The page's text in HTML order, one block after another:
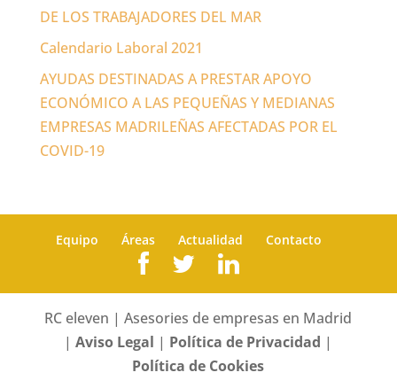
DE LOS TRABAJADORES DEL MAR
Calendario Laboral 2021
AYUDAS DESTINADAS A PRESTAR APOYO
ECONÓMICO A LAS PEQUEÑAS Y MEDIANAS
EMPRESAS MADRILEÑAS AFECTADAS POR EL
COVID-19
Equipo Áreas Actualidad Contacto
RC eleven | Asesories de empresas en Madrid
|Aviso Legal | Política de Privacidad |
Política de Cookies